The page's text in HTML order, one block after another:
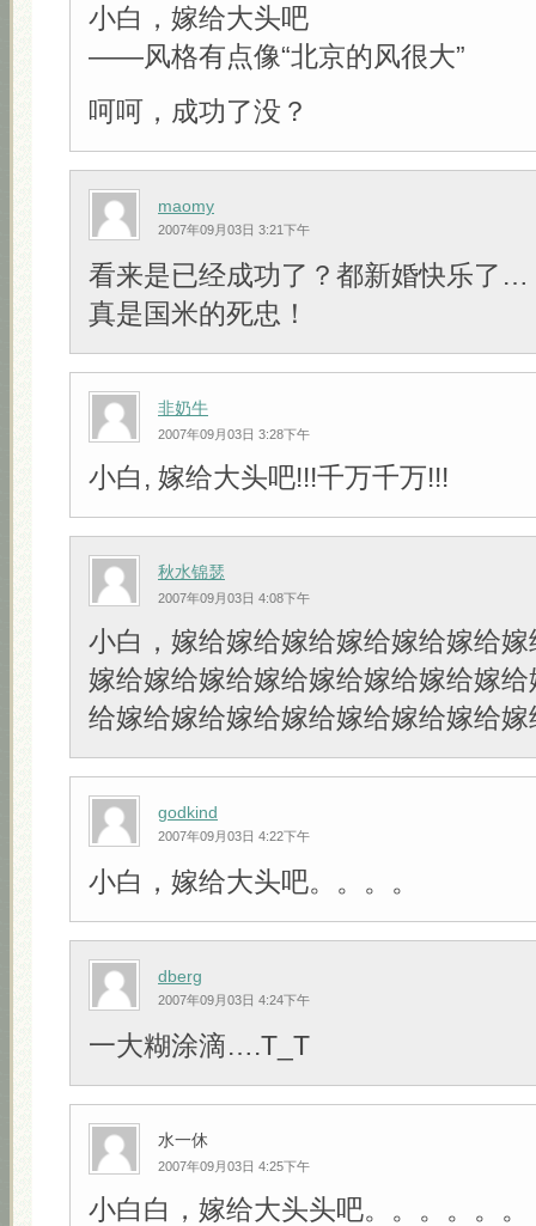
小白，嫁给大头吧
——风格有点像“北京的风很大”
呵呵，成功了没？
maomy
2007年09月03日 3:21下午
看来是已经成功了？都新婚快乐了…
真是国米的死忠！
非奶牛
2007年09月03日 3:28下午
小白, 嫁给大头吧!!!千万千万!!!
秋水锦瑟
2007年09月03日 4:08下午
小白，嫁给嫁给嫁给嫁给嫁给嫁给
嫁给嫁给嫁给嫁给嫁给嫁给嫁给嫁
给嫁给嫁给嫁给嫁给嫁给嫁给嫁给
godkind
2007年09月03日 4:22下午
小白，嫁给大头吧。。。。
dberg
2007年09月03日 4:24下午
一大糊涂滴….T_T
水一休
2007年09月03日 4:25下午
小白白，嫁给大头头吧。。。。。。